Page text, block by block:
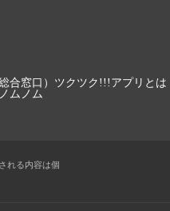
合窓口）
ツクツク!!!アプリとは
ムノム
れる内容は個